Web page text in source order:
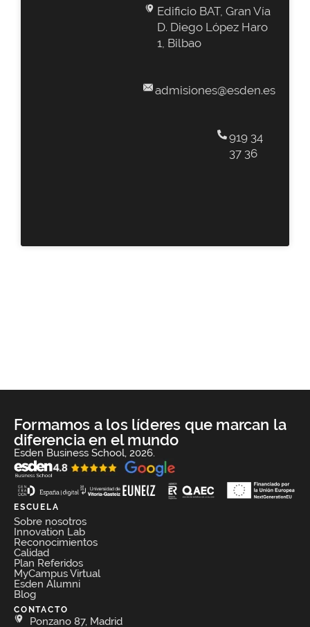
Edificio BAT, Gran Vía
D. Diego López Haro
1, Bilbao
admisiones@esden.es
919 34
37 36
Formamos a los líderes que marcan la
diferencia en el mundo
Esden Business School, 2026.
ESCUELA
Sobre nosotros
Innovation Lab
Reconocimientos
Calidad
Plan Referidos
MyCampus Virtual
Esden Alumni
Blog
CONTACTO
Ponzano 87, Madrid